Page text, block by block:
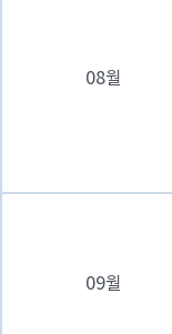
08월
09월